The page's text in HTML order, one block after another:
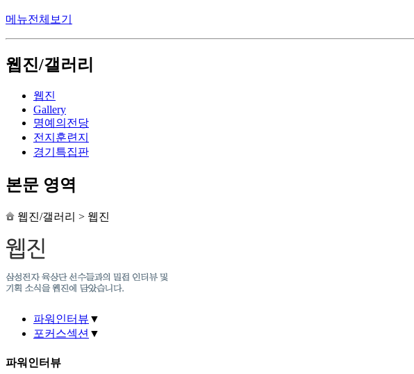
메뉴전체보기
웹진/갤러리
웹진
Gallery
명예의전당
전지훈련지
경기특집판
본문 영역
웹진/갤러리 > 웹진
파워인터뷰 ▼
포커스섹션 ▼
파워인터뷰